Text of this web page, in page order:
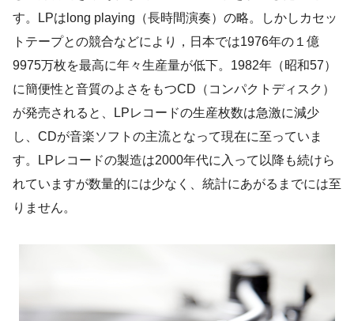
す。LPはlong playing（長時間演奏）の略。しかしカセッ
トテープとの競合などにより，日本では1976年の１億
9975万枚を最高に年々生産量が低下。1982年（昭和57）
に簡便性と音質のよさをもつCD（コンパクトディスク）
が発売されると、LPレコードの生産枚数は急激に減少
し、CDが音楽ソフトの主流となって現在に至っていま
す。LPレコードの製造は2000年代に入って以降も続けら
れていますが数量的には少なく、統計にあがるまでには至
りません。